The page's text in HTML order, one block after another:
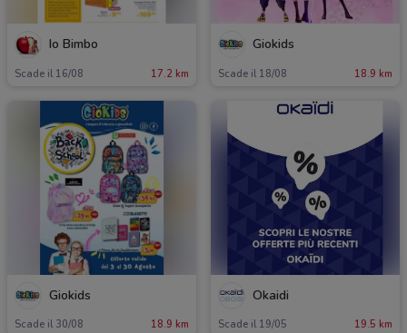
Io Bimbo
Scade il 16/08 17.2 km
Giokids
Scade il 18/08 18.9 km
Giokids
Scade il 30/08 18.9 km
Okaidi
Scade il 19/05 19.5 km